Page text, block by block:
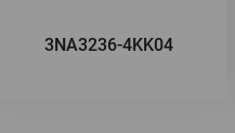
3NA3236-4KK04